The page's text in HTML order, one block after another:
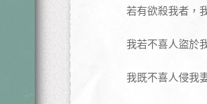
若有欲殺我者，
我若不喜人盜於
我既不喜人侵我